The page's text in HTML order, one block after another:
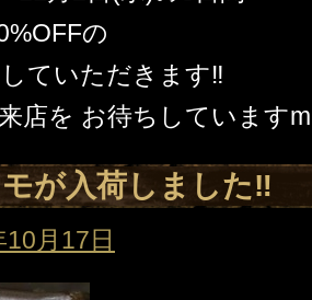
の
ていただきます‼️
店を お待ちしています
が入荷しました‼️
月17日